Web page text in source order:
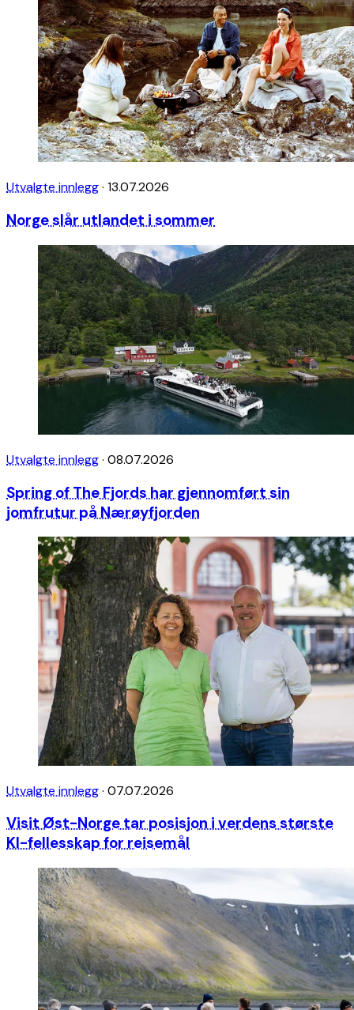
Utvalgte innlegg· 13.07.2026
Norge slår utlandet i sommer
Utvalgte innlegg· 08.07.2026
Spring of The Fjords har gjennomført sin
jomfrutur på Nærøyfjorden
Utvalgte innlegg· 07.07.2026
Visit Øst-Norge tar posisjon i verdens største
KI-fellesskap for reisemål